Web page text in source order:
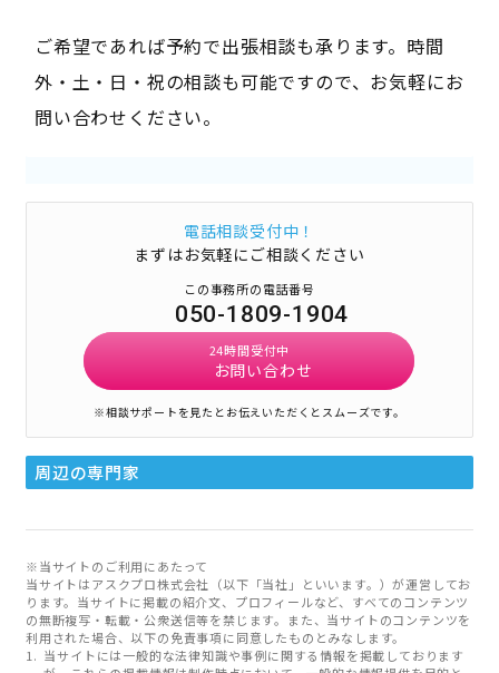
ご希望であれば予約で出張相談も承ります。時間
外・土・日・祝の相談も可能ですので、お気軽にお
問い合わせください。
電話相談受付中！
まずはお気軽にご相談ください
この事務所の電話番号
050-1809-1904
24時間受付中
お問い合わせ
※相談サポートを見たとお伝えいただくとスムーズです。
周辺の専門家
※当サイトのご利用にあたって
当サイトはアスクプロ株式会社（以下「当社」といいます。）が運営してお
ります。当サイトに掲載の紹介文、プロフィールなど、すべてのコンテンツ
の無断複写・転載・公衆送信等を禁じます。また、当サイトのコンテンツを
利用された場合、以下の免責事項に同意したものとみなします。
当サイトには一般的な法律知識や事例に関する情報を掲載しております